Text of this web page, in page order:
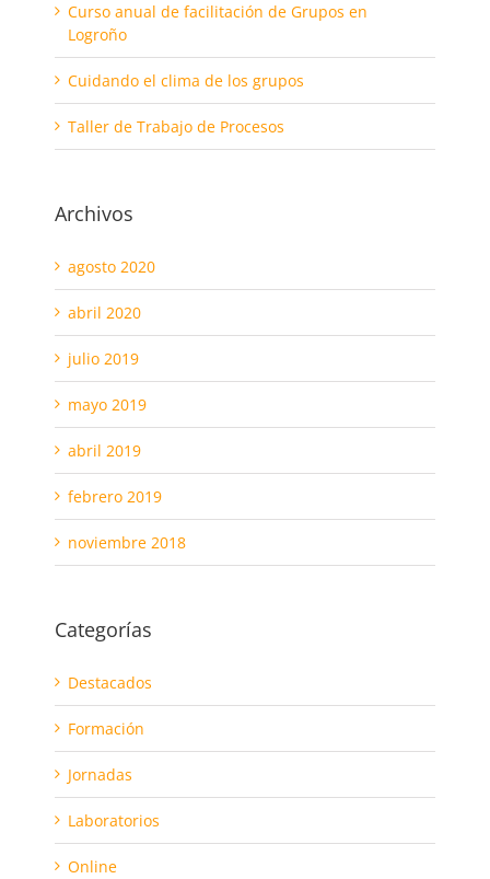
Curso anual de facilitación de Grupos en
Logroño
Cuidando el clima de los grupos
Taller de Trabajo de Procesos
Archivos
agosto 2020
abril 2020
julio 2019
mayo 2019
abril 2019
febrero 2019
noviembre 2018
Categorías
Destacados
Formación
Jornadas
Laboratorios
Online